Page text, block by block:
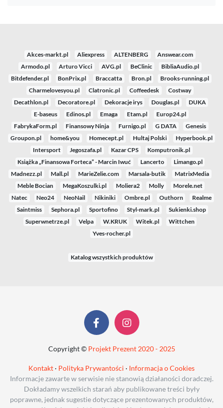
Akces-markt.pl Aliexpress ALTENBERG
Answear.com
Armodo.pl
Arturo Vicci AVG.pl BeClinic
BibliaAudio.pl
Bitdefender.pl
BonPrix.pl Braccatta Bron.pl
Brooks-running.pl
Charmelovesyou.pl
Clatronic.pl Coffeedesk
Costway
Decathlon.pl
Decoratore.pl Dekoracje irys Douglas.pl
DUKA
E-baseus
Edinos.pl Emaga Etam.pl
Europ24.pl
FabrykaForm.pl
Finansowy Ninja Furnigo.pl G DATA
Genesis
Groupon.pl
home&you Homecept.pl Hultaj Polski
Hyperbook.pl
Intersport
Jegoszafa.pl Kazar CPS
Komputronik.pl
Książka „Finansowa Forteca” - Marcin Iwuć
Lancerto
Limango.pl
Madnezz.pl
Mall.pl MarieZelie.com Marsala-butik
MatrixMedia
Meble Bocian
MegaKoszulki.pl Moliera2 Molly
Morele.net
Natec
Neo24 NeoNail Nikiniki Ombre.pl Outhorn
Realme
Saintmiss
Sephora.pl Sportofino Styl-mark.pl
Sukienki.shop
Superwnetrze.pl
Velpa W.KRUK Witek.pl
Wittchen
Yves-rocher.pl
Katalog wszystkich produktów
Copyright © Projekt Prezent 2020 - 2025
Kontakt · Polityka Prywantości · Informacja o Cookies
Informacje zawarte w serwisie nie stanowią działaności doradczej.
Dokładamy wszelkich starań aby publikowane treści były
poprawne, jednak sugestie dotyczące prezentowanych produktów,